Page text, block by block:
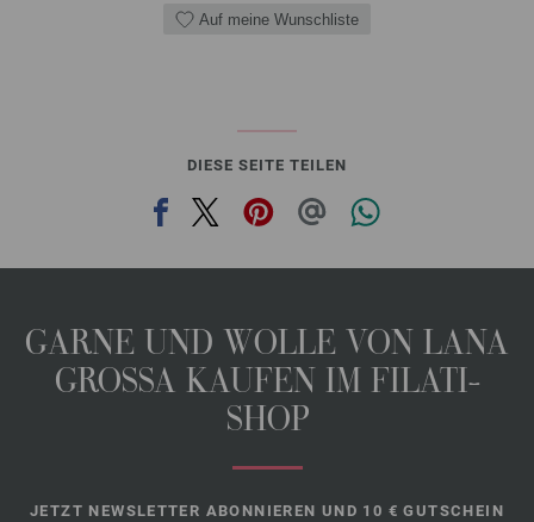
Auf meine Wunschliste
DIESE SEITE TEILEN
GARNE UND WOLLE VON LANA
GROSSA KAUFEN IM FILATI-
SHOP
JETZT NEWSLETTER ABONNIEREN UND 10 € GUTSCHEIN